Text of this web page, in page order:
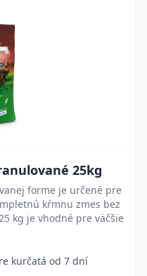
25kg
forme je určené pre
kŕmnu zmes bez
kg je vhodné pre väčšie
kurčatá od 7 dní